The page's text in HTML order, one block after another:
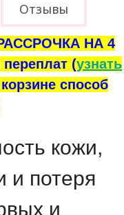
Отзывы
РАССРОЧКА НА 4
(узнать
способ
кожи,
и потеря
и